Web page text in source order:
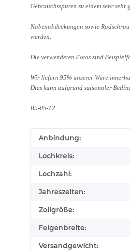
Gebrauchsspuren zu einem sehr sehr
Nabenabdeckungen sowie
werden.
Die verwendeten Fotos sind
Wir liefern 95% unserer Ware
Dies kann aufgrund saisonaler
B9-05-12
Produkteigenschaft
Wert
Anbindung:
Lochkreis:
Lochzahl:
Jahreszeiten:
Zollgröße:
Felgenbreite:
Versandgewicht: